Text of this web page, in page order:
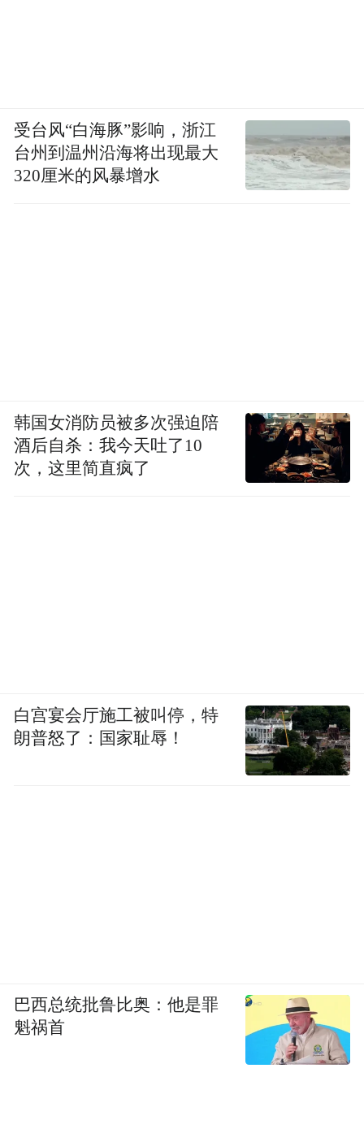
受台风“白海豚”影响，浙江
台州到温州沿海将出现最大
320厘米的风暴增水
韩国女消防员被多次强迫陪
酒后自杀：我今天吐了10
次，这里简直疯了
白宫宴会厅施工被叫停，特
朗普怒了：国家耻辱！
巴西总统批鲁比奥：他是罪
魁祸首